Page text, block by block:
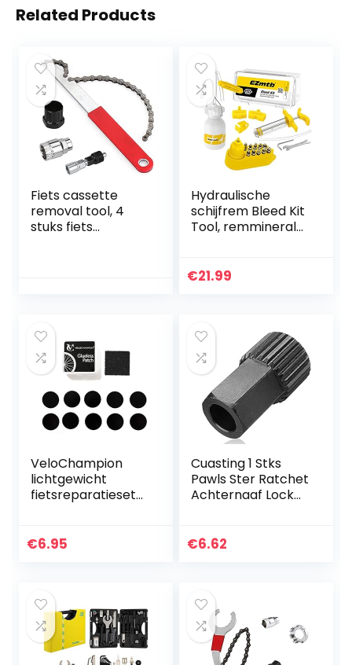
Related Products
Fiets cassette
removal tool, 4
stuks fiets
Hydraulische
schijfrem Bleed Kit
Tool, remminerale
Magura, Tektro,
€21.99
VeloChampion
lichtgewicht
fietsreparatieset
zelfklevende
€6.95
Cuasting 1 Stks
Pawls Ster Ratchet
Achternaaf Lock
Voor Dt Zwitserse
€6.62